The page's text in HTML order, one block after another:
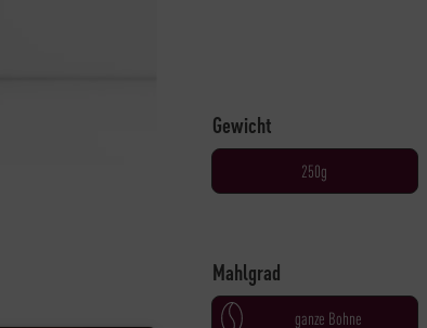
Gewicht
250g
Mahlgrad
ganze Bohne